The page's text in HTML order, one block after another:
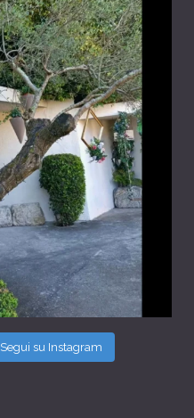
Segui su Instagram